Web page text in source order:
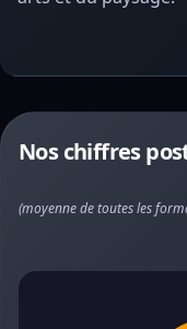
Nos chiffres
(moyenne de toutes les